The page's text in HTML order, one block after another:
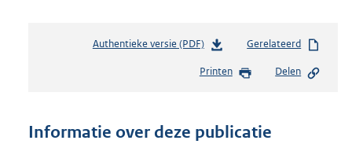
Authentieke versie (PDF)b
s
n
Gerelateerd
Printen Delen
Informatie over deze publicatie